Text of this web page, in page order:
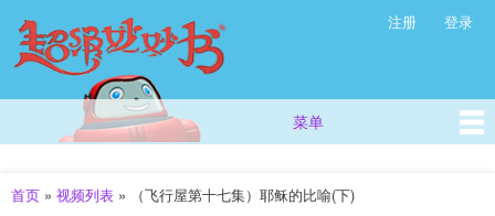
转
到
内
次级菜单 注册 登录
超
级
妙
妙
(西
儿
菜单
你在这里
首页 » 视频列表 » （飞行屋第十七集）耶稣的比喻(下)